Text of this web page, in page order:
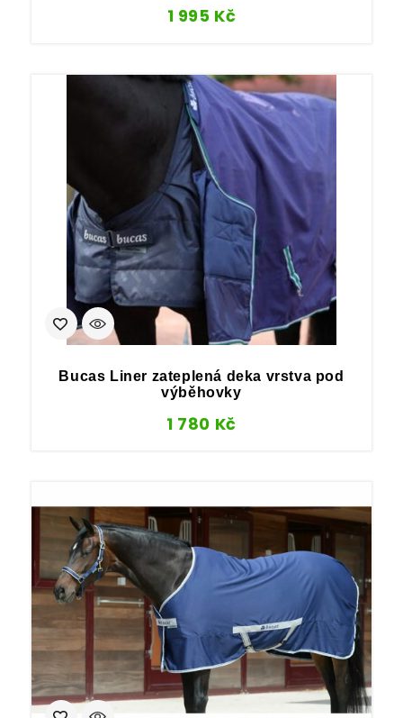
1 995 Kč
Bucas Liner zateplená deka vrstva pod
výběhovky
1 780 Kč